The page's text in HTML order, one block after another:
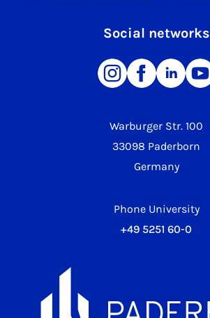
Warburger Str. 100
33098 Paderborn
Germany
Phone University
+49 5251 60-0
Social networks